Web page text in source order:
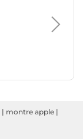
Montre
Ice
| montre apple |